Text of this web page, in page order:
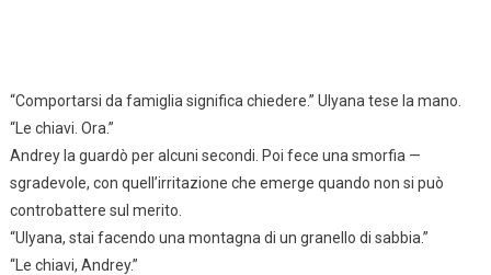
“Comportarsi da famiglia significa chiedere.” Ulyana tese la mano.
“Le chiavi. Ora.”
Andrey la guardò per alcuni secondi. Poi fece una smorfia —
sgradevole, con quell’irritazione che emerge quando non si può
controbattere sul merito.
“Ulyana, stai facendo una montagna di un granello di sabbia.”
“Le chiavi, Andrey.”